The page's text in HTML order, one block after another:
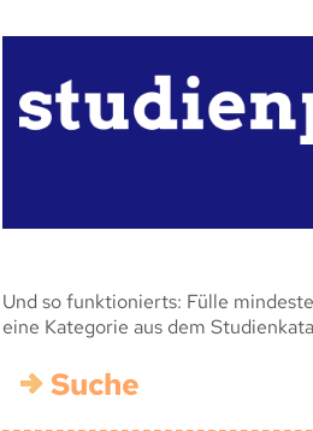
Und so funktionierts: Fülle
eine Kategorie aus dem
Suche